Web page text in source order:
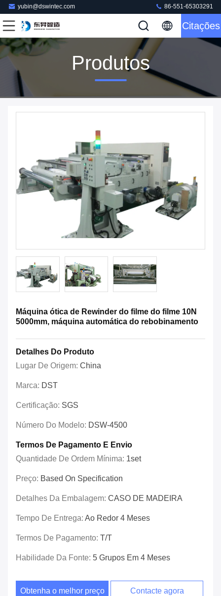
yubin@dswintec.com 86-551-65303291
Citações
Produtos
Máquina ótica de Rewinder do filme do filme 10N
5000mm, máquina automática do rebobinamento
Detalhes Do Produto
Lugar De Origem: China
Marca: DST
Certificação: SGS
Número Do Modelo: DSW-4500
Termos De Pagamento E Envio
Quantidade De Ordem Mínima: 1set
Preço: Based On Specification
Detalhes Da Embalagem: CASO DE MADEIRA
Tempo De Entrega: Ao Redor 4 Meses
Termos De Pagamento: T/T
Habilidade Da Fonte: 5 Grupos Em 4 Meses
Obtenha o melhor preço Contacte agora